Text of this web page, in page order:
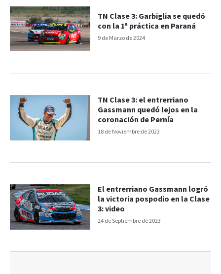
9 de Marzo de 2024
TN Clase 3: Garbiglia se quedó
con la 1ª práctica en Paraná
18 de Noviembre de 2023
TN Clase 3: el entrerriano
Gassmann quedó lejos en la
coronación de Pernía
24 de Septiembre de 2023
El entrerriano Gassmann logró
la victoria pospodio en la Clase
3: video